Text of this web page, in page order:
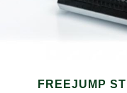
FREEJUMP